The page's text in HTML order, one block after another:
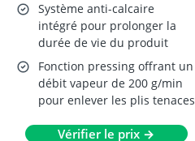
Système anti-calcaire
intégré pour prolonger la
durée de vie du produit
Fonction pressing offrant un
débit vapeur de 200 g/min
pour enlever les plis tenaces
Vérifier le prix →